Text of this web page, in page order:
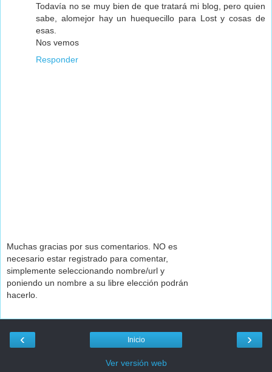
Todavía no se muy bien de que tratará mi blog, pero quien
sabe, alomejor hay un huequecillo para Lost y cosas de
esas.
Nos vemos
Responder
Muchas gracias por sus comentarios. NO es
necesario estar registrado para comentar,
simplemente seleccionando nombre/url y
poniendo un nombre a su libre elección podrán
hacerlo.
‹ ›
Inicio
Ver versión web